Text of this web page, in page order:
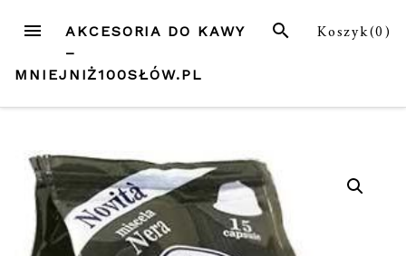
treści
MENU Koszyk(0)
SZUKAJ
AKCESORIA DO KAWY
–
MNIEJNIŻ100SŁÓW.PL